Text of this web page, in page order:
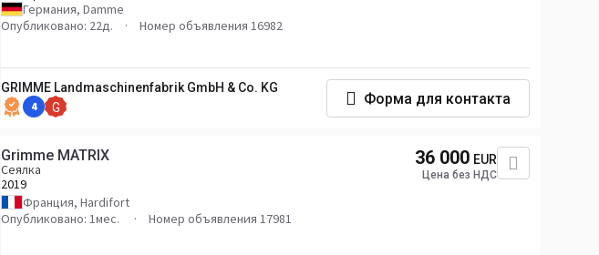
Германия, Damme
Опубликовано: 22д.
Номер объявления 16982
GRIMME Landmaschinenfabrik GmbH & Co. KG
4 G
Форма для контакта
Grimme MATRIX
Сеялка
2019
Франция, Hardifort
Опубликовано: 1мес.
Номер объявления 17981
36 000 EUR
Цена без НДС